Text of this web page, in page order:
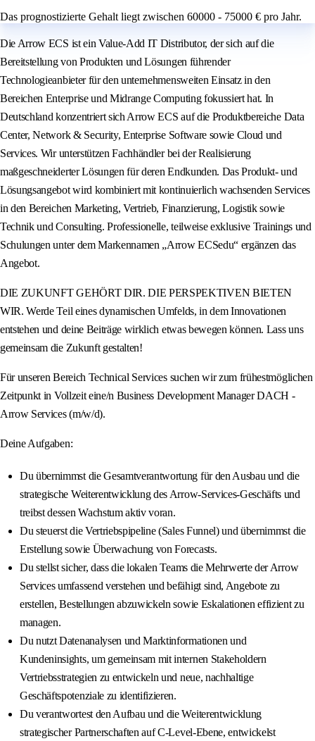
Das prognostizierte Gehalt liegt zwischen 60000 - 75000 € pro Jahr.
Die Arrow ECS ist ein Value-Add IT Distributor, der sich auf die
Bereitstellung von Produkten und Lösungen führender
Technologieanbieter für den unternehmensweiten Einsatz in den
Bereichen Enterprise und Midrange Computing fokussiert hat. In
Deutschland konzentriert sich Arrow ECS auf die Produktbereiche Data
Center, Network & Security, Enterprise Software sowie Cloud und
Services. Wir unterstützen Fachhändler bei der Realisierung
maßgeschneiderter Lösungen für deren Endkunden. Das Produkt- und
Lösungsangebot wird kombiniert mit kontinuierlich wachsenden Services
in den Bereichen Marketing, Vertrieb, Finanzierung, Logistik sowie
Technik und Consulting. Professionelle, teilweise exklusive Trainings und
Schulungen unter dem Markennamen „Arrow ECSedu“ ergänzen das
Angebot.
DIE ZUKUNFT GEHÖRT DIR. DIE PERSPEKTIVEN BIETEN
WIR. Werde Teil eines dynamischen Umfelds, in dem Innovationen
entstehen und deine Beiträge wirklich etwas bewegen können. Lass uns
gemeinsam die Zukunft gestalten!
Für unseren Bereich Technical Services suchen wir zum frühestmöglichen
Zeitpunkt in Vollzeit eine/n Business Development Manager DACH -
Arrow Services (m/w/d).
Deine Aufgaben:
Du übernimmst die Gesamtverantwortung für den Ausbau und die
strategische Weiterentwicklung des Arrow-Services-Geschäfts und
treibst dessen Wachstum aktiv voran.
Du steuerst die Vertriebspipeline (Sales Funnel) und übernimmst die
Erstellung sowie Überwachung von Forecasts.
Du stellst sicher, dass die lokalen Teams die Mehrwerte der Arrow
Services umfassend verstehen und befähigt sind, Angebote zu
erstellen, Bestellungen abzuwickeln sowie Eskalationen effizient zu
managen.
Du nutzt Datenanalysen und Marktinformationen und
Kundeninsights, um gemeinsam mit internen Stakeholdern
Vertriebsstrategien zu entwickeln und neue, nachhaltige
Geschäftspotenziale zu identifizieren.
Du verantwortest den Aufbau und die Weiterentwicklung
strategischer Partnerschaften auf C-Level-Ebene, entwickelst